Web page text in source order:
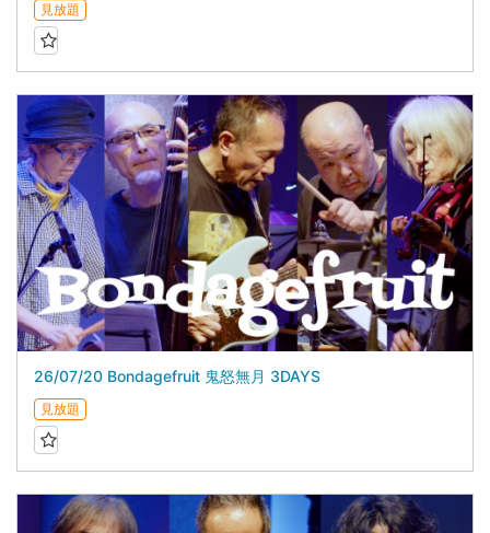
見放題
26/07/20 Bondagefruit 鬼怒無月 3DAYS
見放題